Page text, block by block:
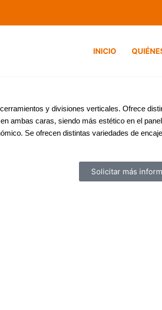
INICIO
y divisiones verticales. Ofrece
ambas caras, siendo más estético en el
Se ofrecen distintas variedades de
Solicitar más